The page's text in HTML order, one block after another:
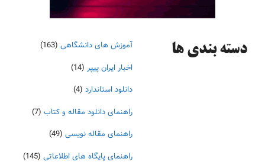
دسته‌ بندی ها آموزش های دانشگاهی (163)
اخبار ایران پیپر (14)
دانلود استاندارد (4)
راهنمای دانلود مقاله و کتاب (7)
راهنمای مقاله نویسی (49)
راهنمای پایگاه های اطلاعاتی (145)